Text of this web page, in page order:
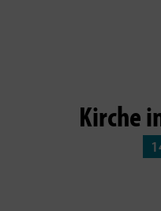
Kirche